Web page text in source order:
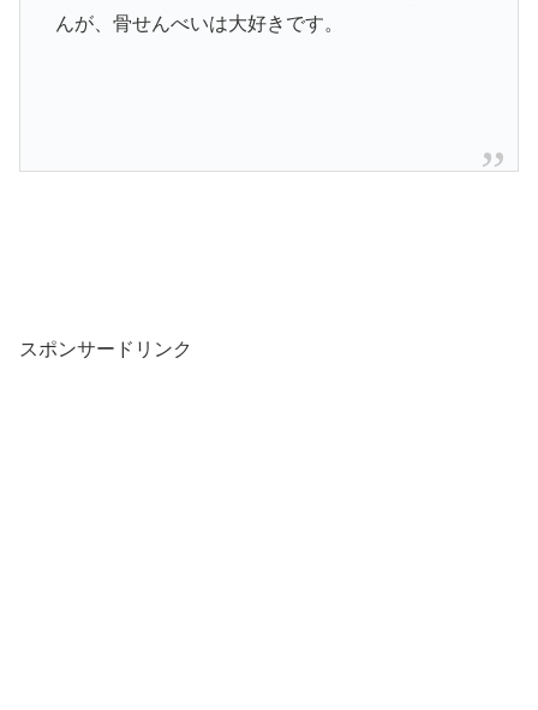
んが、骨せんべいは大好きです。
スポンサードリンク